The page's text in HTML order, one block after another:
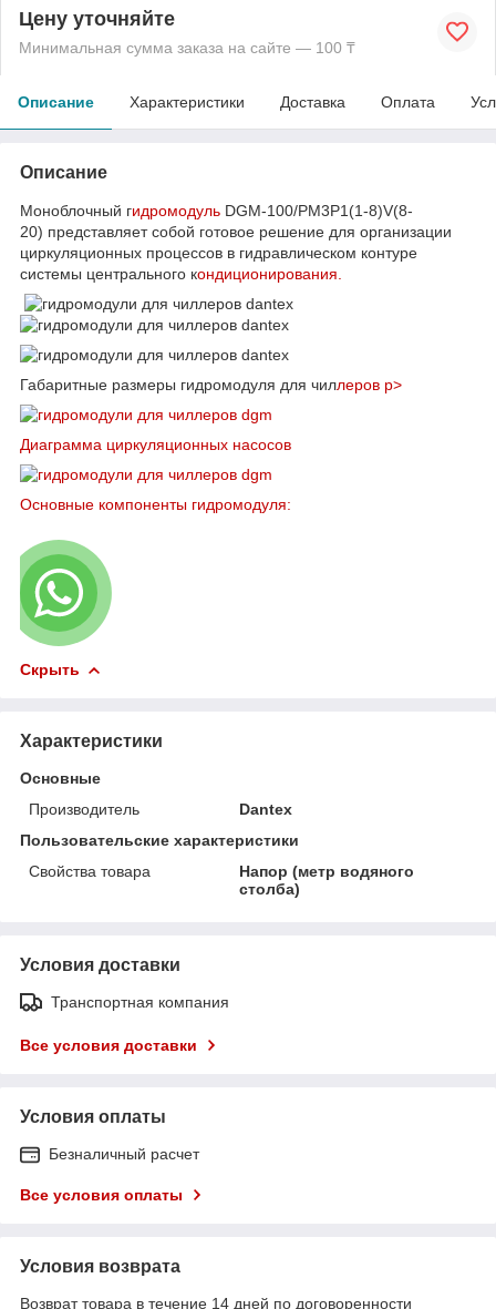
Цену уточняйте
Минимальная сумма заказа на сайте — 100 ₸
Описание Характеристики Доставка Оплата
Описание
Моноблочный гидромодуль DGM-100/PM3P1(1-8)V(8-
20) представляет собой готовое решение для организации
циркуляционных процессов в гидравлическом контуре
системы центрального кондиционирования.
Габаритные размеры гидромодуля для чиллеров p>
Диаграмма циркуляционных насосов
Основные компоненты гидромодуля:
Скрыть
Характеристики
Основные
Производитель
Dantex
Пользовательские характеристики
Свойства товара
Напор (метр водяного
столба)
Условия доставки
Транспортная компания
Все условия доставки
Условия оплаты
Безналичный расчет
Все условия оплаты
Условия возврата
Возврат товара в течение 14 дней по договоренности